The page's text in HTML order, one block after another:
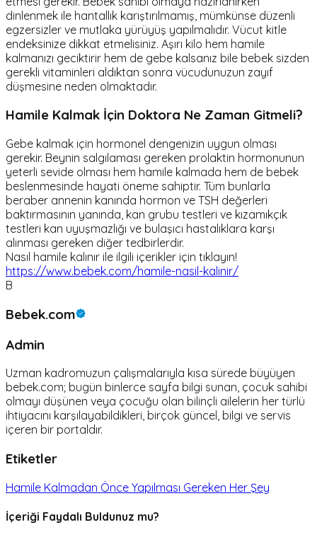
dinlenmek ile hantallık karıştırılmamış, mümkünse düzenli
egzersizler ve mutlaka yürüyüş yapılmalıdır. Vücut kitle
endeksinize dikkat etmelisiniz. Aşırı kilo hem hamile
kalmanızı geciktirir hem de gebe kalsanız bile bebek sizden
gerekli vitaminleri aldıktan sonra vücudunuzun zayıf
düşmesine neden olmaktadır.
Hamile Kalmak İçin Doktora Ne Zaman Gitmeli?
Gebe kalmak için hormonel dengenizin uygun olması
gerekir. Beynin salgılaması gereken prolaktin hormonunun
yeterli sevide olması hem hamile kalmada hem de bebek
beslenmesinde hayati öneme sahiptir. Tüm bunlarla
beraber annenin kanında hormon ve TSH değerleri
baktırmasının yanında, kan grubu testleri ve kızamıkçık
testleri kan uyuşmazlığı ve bulaşıcı hastalıklara karşı
alınması gereken diğer tedbirlerdir.
Nasıl hamile kalınır ile ilgili içerikler için tıklayın!
https://www.bebek.com/hamile-nasil-kalinir/
B
Bebek.com
Admin
Uzman kadromuzun çalışmalarıyla kısa sürede büyüyen
bebek.com; bugün binlerce sayfa bilgi sunan, çocuk sahibi
olmayı düşünen veya çocuğu olan bilinçli ailelerin her türlü
ihtiyacını karşılayabildikleri, birçok güncel, bilgi ve servis
içeren bir portaldır.
Etiketler
Hamile Kalmadan Önce Yapılması Gereken Her Şey
İçeriği Faydalı Buldunuz mu?